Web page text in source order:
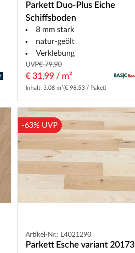
Parkett Duo-Plus Eiche
Schiffsboden
8 mm stark
natur-geölt
Verklebung
UVP€ 79,90
€ 31,99 / m²
Inhalt: 3.08 m²(€ 98,53 / Paket)
-63% UVP
Artikel-Nr.: L4021290
Parkett Esche variant 20173